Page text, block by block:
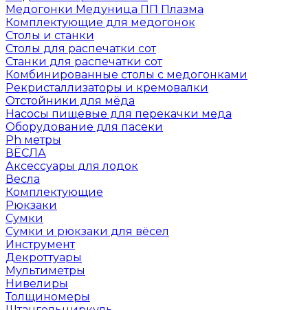
Медогонки Медуница ПП Плазма
Комплектующие для медогонок
Столы и станки
Столы для распечатки сот
Станки для распечатки сот
Комбинированные столы с медогонками
Рекристаллизаторы и кремовалки
Отстойники для мёда
Насосы пищевые для перекачки меда
Оборудование для пасеки
Ph метры
ВЁСЛА
Аксессуары для лодок
Весла
Комплектующие
Рюкзаки
Сумки
Сумки и рюкзаки для вёсел
Инструмент
Декроттуары
Мультиметры
Нивелиры
Толщиномеры